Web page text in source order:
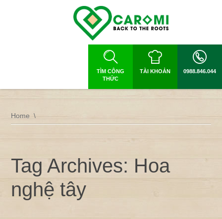
TÌM CÔNG
THỨC
TÀI KHOẢN 0988.846.044
Home
Tag Archives: Hoa
nghệ tây